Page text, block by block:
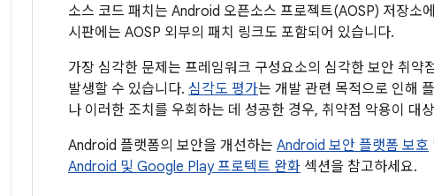
소스 코드 패치는 Android 오픈소스 프로젝트(AOSP) 저장소
시판에는 AOSP 외부의 패치 링크도 포함되어 있습니다.
가장 심각한 문제는 프레임워크 구성요소의 심각한 보안 취약
발생할 수 있습니다. 심각도 평가는 개발 관련 목적으로 인해
나 이러한 조치를 우회하는 데 성공한 경우, 취약점 악용이 대
Android 플랫폼의 보안을 개선하는 Android 보안 플랫폼 보호
Android 및 Google Play 프로텍트 완화 섹션을 참고하세요.